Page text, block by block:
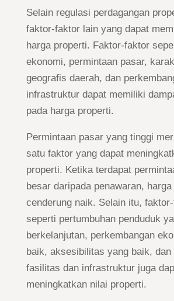
Selain regulasi perdagangan
faktor-faktor lain yang dapat
harga properti. Faktor-faktor
ekonomi, permintaan pasar,
geografis daerah, dan
infrastruktur dapat memiliki
pada harga properti.
Permintaan pasar yang tinggi
satu faktor yang dapat
properti. Ketika terdapat
besar daripada penawaran,
cenderung naik. Selain itu,
seperti pertumbuhan penduduk
berkelanjutan, perkembangan
baik, aksesibilitas yang baik, dan
fasilitas dan infrastruktur juga
meningkatkan nilai properti.